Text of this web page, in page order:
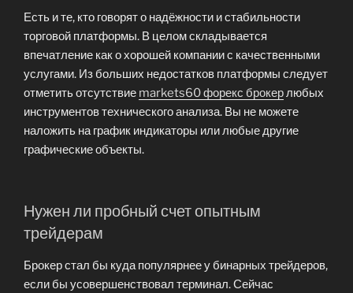
Есть и те, кто говорят о надёжности и стабильности
торговой платформы. В целом складывается
впечатление как о хорошей компании с качественными
услугами. Из больших недостатков платформы следует
отметить отсутствие markets60 форекс брокерлюбых
инструментов технического анализа. Вы не можете
наложить на график индикаторы или любые другие
графические объекты.
Нужен ли пробный счет опытным
трейдерам
Брокер стал бы куда популярнее у бинарных трейдеров,
если бы усовершенствовал терминал. Сейчас